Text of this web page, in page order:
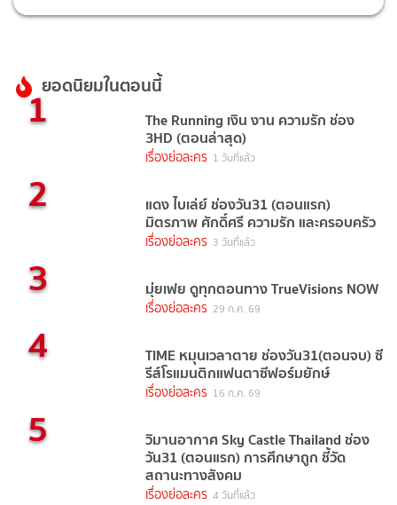
ยอดนิยมในตอนนี้
1 The Running เงิน งาน ความรัก ช่อง
3HD (ตอนล่าสุด)
เรื่องย่อละคร 1 วันที่แล้ว
2 แดง ไบเล่ย์ ช่องวัน31 (ตอนแรก)
มิตรภาพ ศักดิ์ศรี ความรัก และครอบครัว
เรื่องย่อละคร 3 วันที่แล้ว
3 มุ่ยเฟย ดูทุกตอนทาง TrueVisions NOW
เรื่องย่อละคร 29 ก.ค. 69
4 TIME หมุนเวลาตาย ช่องวัน31(ตอนจบ) ซี
รีส์โรแมนติกแฟนตาซีฟอร์มยักษ์
เรื่องย่อละคร 16 ก.ค. 69
5 วิมานอากาศ Sky Castle Thailand ช่อง
วัน31 (ตอนแรก) การศึกษาถูก ชี้วัด
สถานะทางสังคม
เรื่องย่อละคร 4 วันที่แล้ว